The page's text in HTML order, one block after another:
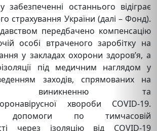
останнього відіграє
страхування України (далі – Фонд).
передбачено компенсацію
особі втраченого заробітку на
у закладах охорони здоров’я, а
під медичним наглядом у
заходів, спрямованих на
виникненню та
хвороби COVID-19.
допомоги по тимчасовій
через ізоляцію від COVID-19